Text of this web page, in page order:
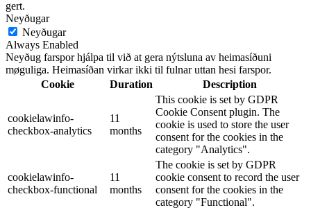
gert.
Neyðugar
Neyðugar
Always Enabled
Neyðug farspor hjálpa til við at gera nýtsluna av heimasíðuni
møguliga. Heimasíðan virkar ikki til fulnar uttan hesi farspor.
Cookie
Duration Description
cookielawinfo-
checkbox-analytics
11
months
This cookie is set by GDPR
Cookie Consent plugin. The
cookie is used to store the user
consent for the cookies in the
category "Analytics".
cookielawinfo-
checkbox-functional
11
months
The cookie is set by GDPR
cookie consent to record the user
consent for the cookies in the
category "Functional".